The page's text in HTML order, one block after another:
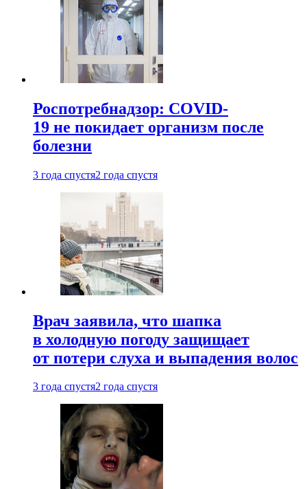
Роспотребнадзор: COVID-
19 не покидает организм после
болезни
3 года спустя2 года спустя
Врач заявила, что шапка
в холодную погоду защищает
от потери слуха и выпадения волос
3 года спустя2 года спустя